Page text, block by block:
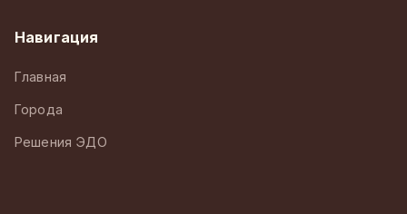
Навигация
Главная
Города
Решения ЭДО